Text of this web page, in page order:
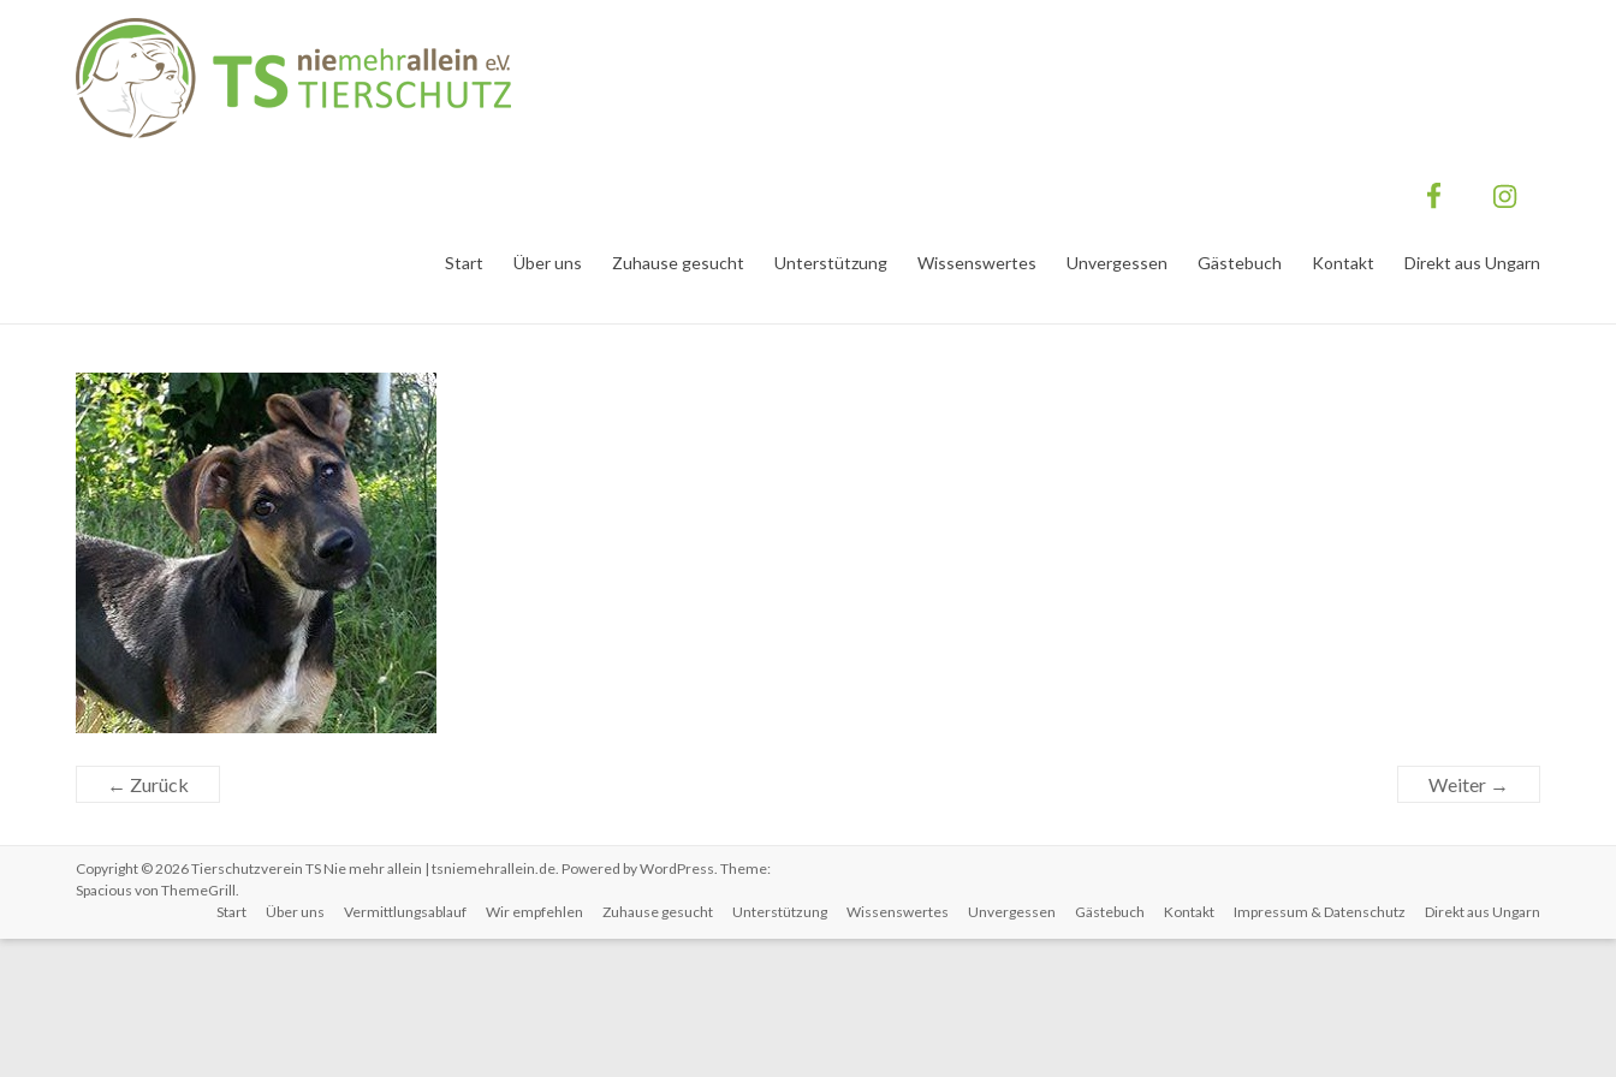
Start Über uns Zuhause gesucht Unterstützung Wissenswertes Unvergessen Gästebuch Kontakt Direkt aus Ungarn
← Zurück Weiter →
Copyright © 2026Tierschutzverein TS Nie mehr allein | tsniemehrallein.de. Powered byWordPress. Theme:
Spacious von ThemeGrill.
Start
Über uns Vermittlungsablauf Wir empfehlen Zuhause gesucht Unterstützung Wissenswertes Unvergessen Gästebuch Kontakt Impressum & Datenschutz Direkt aus Ungarn